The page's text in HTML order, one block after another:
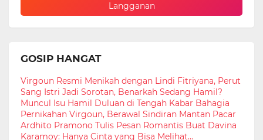
GOSIP HANGAT
Virgoun Resmi Menikah dengan Lindi Fitriyana, Perut
Sang Istri Jadi Sorotan, Benarkah Sedang Hamil?
Muncul Isu Hamil Duluan di Tengah Kabar Bahagia
Pernikahan Virgoun, Berawal Sindiran Mantan Pacar
Ardhito Pramono Tulis Pesan Romantis Buat Davina
Karamoy: Hanya Cinta yang Bisa Melihat...